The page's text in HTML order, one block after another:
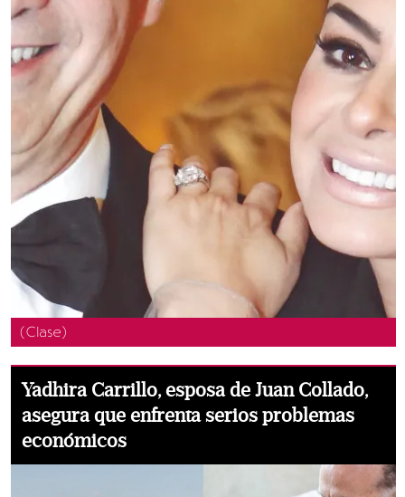
(Clase)
Yadhira Carrillo, esposa de Juan Collado,
asegura que enfrenta serios problemas
económicos